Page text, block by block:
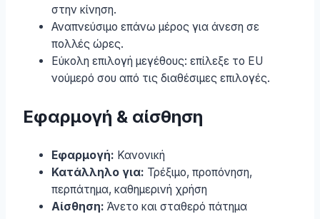
στην κίνηση.
Αναπνεύσιμο επάνω μέρος για άνεση σε
πολλές ώρες.
Εύκολη επιλογή μεγέθους: επίλεξε το EU
νούμερό σου από τις διαθέσιμες επιλογές.
Εφαρμογή & αίσθηση
Εφαρμογή: Κανονική
Κατάλληλο για: Τρέξιμο, προπόνηση,
περπάτημα, καθημερινή χρήση
Αίσθηση: Άνετο και σταθερό πάτημα